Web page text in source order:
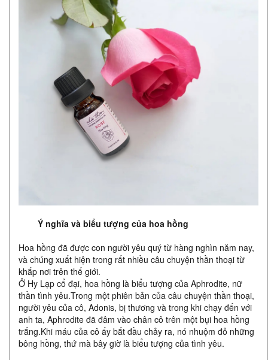
Ý nghĩa và biểu tượng của hoa hồng
Hoa hồng đã được con người yêu quý từ hàng nghìn năm nay,
và chúng xuất hiện trong rất nhiều câu chuyện thần thoại từ
khắp nơi trên thế giới.
Ở Hy Lạp cổ đại, hoa hồng là biểu tượng của Aphrodite, nữ
thần tình yêu.Trong một phiên bản của câu chuyện thần thoại,
người yêu của cô, Adonis, bị thương và trong khi chạy đến với
anh ta, Aphrodite đã đâm vào chân cô trên một bụi hoa hồng
trắng.Khi máu của cô ấy bắt đầu chảy ra, nó nhuộm đỏ những
bông hồng, thứ mà bây giờ là biểu tượng của tình yêu.